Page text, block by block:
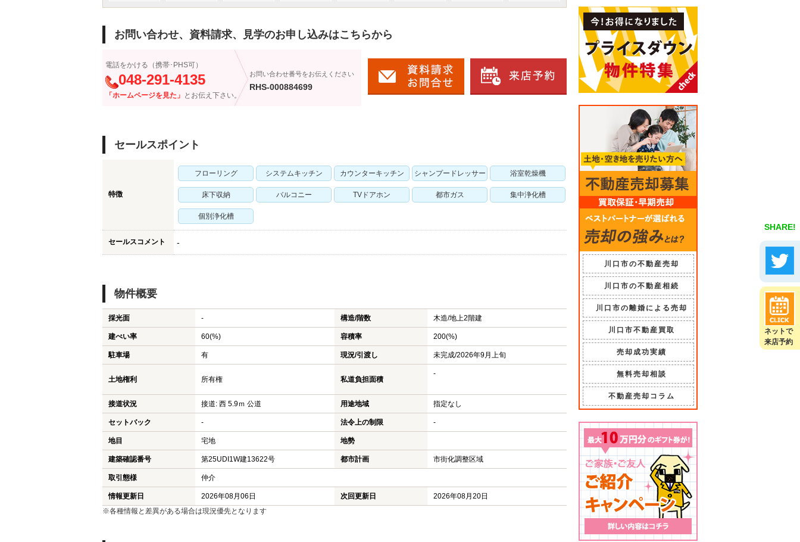
SHARE!
ネットで
来店予約
お問い合わせ、資料請求、見学のお申し込みはこちらから
電話をかける（携帯･PHS可）
048-291-4135
「ホームページを見た」 とお伝え下さい。
お問い合わせ番号をお伝えください
RHS-000884699
セールスポイント
特徴
フローリング システムキッチン カウンターキッチン シャンプードレッサー 浴室乾燥機
床下収納 バルコニー TVドアホン 都市ガス 集中浄化槽
個別浄化槽
セールスコメント -
物件概要
採光面 - 構造/階数 木造/地上2階建
建ぺい率 60(%) 容積率 200(%)
駐車場 有 現況/引渡し 未完成/2026年9月上旬
土地権利 所有権 私道負担面積
-
接道状況 接道: 西 5.9ｍ 公道 用途地域 指定なし
セットバック - 法令上の制限 -
地目 宅地 地勢
建築確認番号 第25UDI1W建13622号 都市計画 市街化調整区域
取引態様 仲介
情報更新日 2026年08月06日 次回更新日
2026年08月20日
※各種情報と差異がある場合は現況優先となります
川口市の不動産売却
川口市の不動産相続
川口市の離婚による売却
川口市不動産買取
売却成功実績
無料売却相談
不動産売却コラム